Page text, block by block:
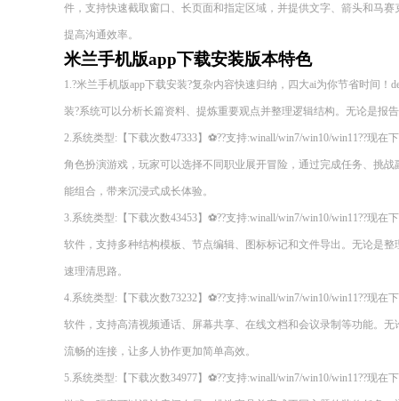
件，支持快速截取窗口、长页面和指定区域，并提供文字、箭头和马
提高沟通效率。
米兰手机版app下载安装版本特色
1.?米兰手机版app下载安装?复杂内容快速归纳，四大ai为你节省时间！
装?系统可以分析长篇资料、提炼重要观点并整理逻辑结构。无论是报
2.系统类型:【下载次数47333】⚽??支持:winall/win7/win10/win11??现
角色扮演游戏，玩家可以选择不同职业展开冒险，通过完成任务、挑
能组合，带来沉浸式成长体验。
3.系统类型:【下载次数43453】⚽??支持:winall/win7/win10/win11??现
软件，支持多种结构模板、节点编辑、图标标记和文件导出。无论是
速理清思路。
4.系统类型:【下载次数73232】⚽??支持:winall/win7/win10/win11??现
软件，支持高清视频通话、屏幕共享、在线文档和会议录制等功能。
流畅的连接，让多人协作更加简单高效。
5.系统类型:【下载次数34977】⚽??支持:winall/win7/win10/win11??现